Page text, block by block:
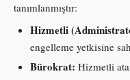
tanımlanmıştır:
Hizmetli
engelleme yetkisine
Bürokrat: Hizmetli